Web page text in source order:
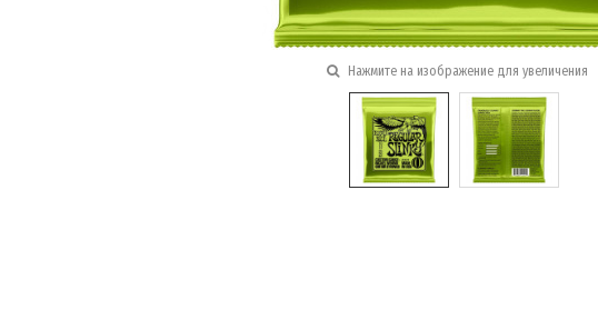
Нажмите на изображение для увеличения